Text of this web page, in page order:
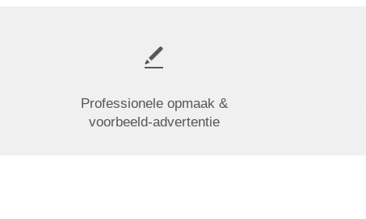
Professionele opmaak &
voorbeeld-advertentie